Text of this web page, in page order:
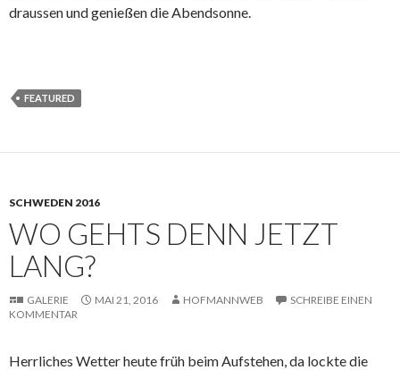
draussen und genießen die Abendsonne.
FEATURED
SCHWEDEN 2016
WO GEHTS DENN JETZT
LANG?
GALERIE MAI 21, 2016 HOFMANNWEB
SCHREIBE EINEN
KOMMENTAR
Herrliches Wetter heute früh beim Aufstehen, da lockte die